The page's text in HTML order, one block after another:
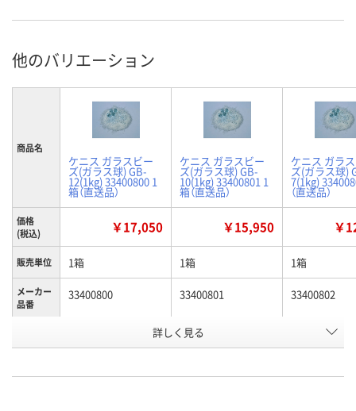
他のバリエーション
商品名
ケニス ガラスビー
ズ(ガラス球) GB-
12(1kg) 33400800 1
箱（直送品）
ケニス ガラスビー
ズ(ガラス球) GB-
10(1kg) 33400801 1
箱（直送品）
ケニス ガラ
ズ(ガラス球)
7(1kg)
（直送品）
価格
(税込)
￥17,050 ￥15,950 ￥
販売単位 1箱 1箱 1箱
メーカー
品番
33400800 33400801 33400802
AWX7931 AWX7932
詳しく見る